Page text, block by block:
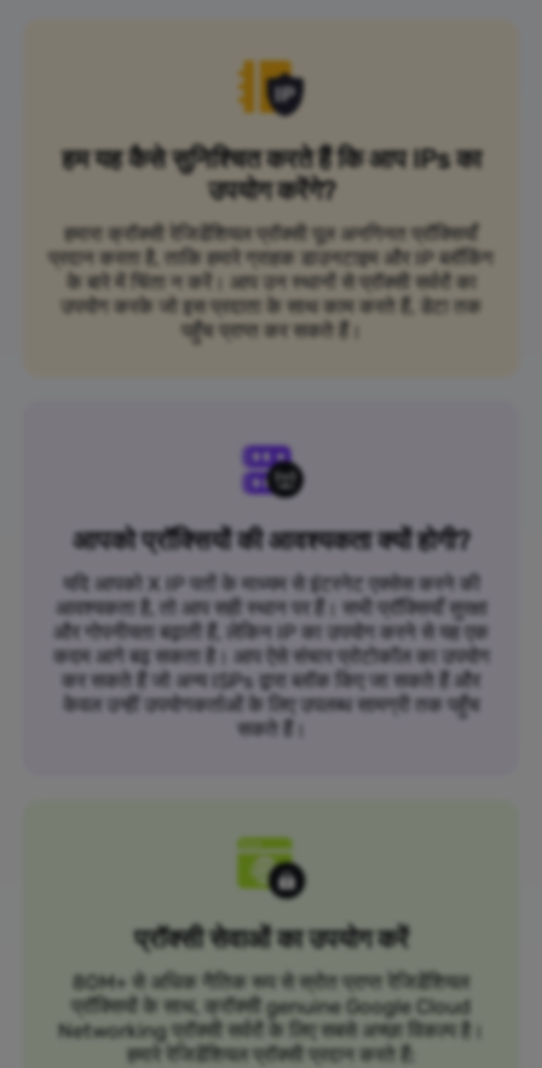
हम यह कैसे सुनिश्चित करते हैं कि आप IPs का
उपयोग करेंगे?
हमारा क्रॉक्सी रेजिडेंशियल प्रॉक्सी पूल अनगिनत प्रॉक्सियाँ
प्रदान करता है, ताकि हमारे ग्राहक डाउनटाइम और IP ब्लॉकिंग
के बारे में चिंता न करें। आप उन स्थानों से प्रॉक्सी सर्वरों का
उपयोग करके जो इस प्रदाता के साथ काम करते हैं, डेटा तक
पहुँच प्राप्त कर सकते हैं।
आपको प्रॉक्सियों की आवश्यकता क्यों होगी?
यदि आपको X IP पतों के माध्यम से इंटरनेट एक्सेस करने की
आवश्यकता है, तो आप सही स्थान पर हैं। सभी प्रॉक्सियाँ सुरक्षा
और गोपनीयता बढ़ाती हैं, लेकिन IP का उपयोग करने से यह एक
कदम आगे बढ़ सकता है। आप ऐसे संचार प्रोटोकॉल का उपयोग
कर सकते हैं जो अन्य ISPs द्वारा ब्लॉक किए जा सकते हैं और
केवल उन्हीं उपयोगकर्ताओं के लिए उपलब्ध सामग्री तक पहुँच
सकते हैं।
प्रॉक्सी सेवाओं का उपयोग करें
80M+ से अधिक नैतिक रूप से स्रोत प्राप्त रेजिडेंशियल
प्रॉक्सियों के साथ, क्रॉक्सी genuine Google Cloud
Networking प्रॉक्सी सर्वरों के लिए सबसे अच्छा विकल्प है।
हमारे रेजिडेंशियल प्रॉक्सी प्रदान करते हैं: